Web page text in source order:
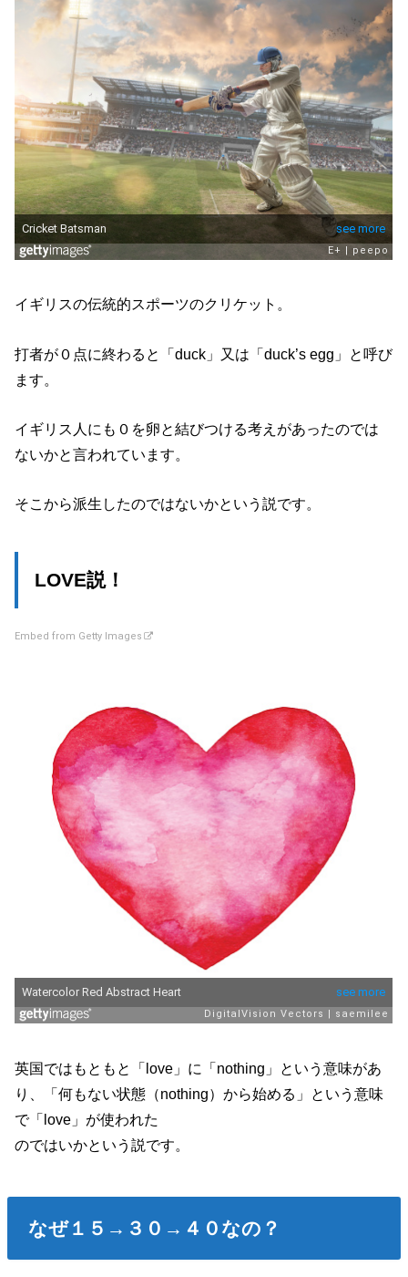
イギリスの伝統的スポーツのクリケット。
打者が０点に終わると「duck」又は「duck’s egg」と呼び
ます。
イギリス人にも０を卵と結びつける考えがあったのでは
ないかと言われています。
そこから派生したのではないかという説です。
LOVE説！
Embed from Getty Images
英国ではもともと「love」に「nothing」という意味があ
り、「何もない状態（nothing）から始める」という意味
で「love」が使われた
のではいかという説です。
なぜ１５→３０→４０なの？